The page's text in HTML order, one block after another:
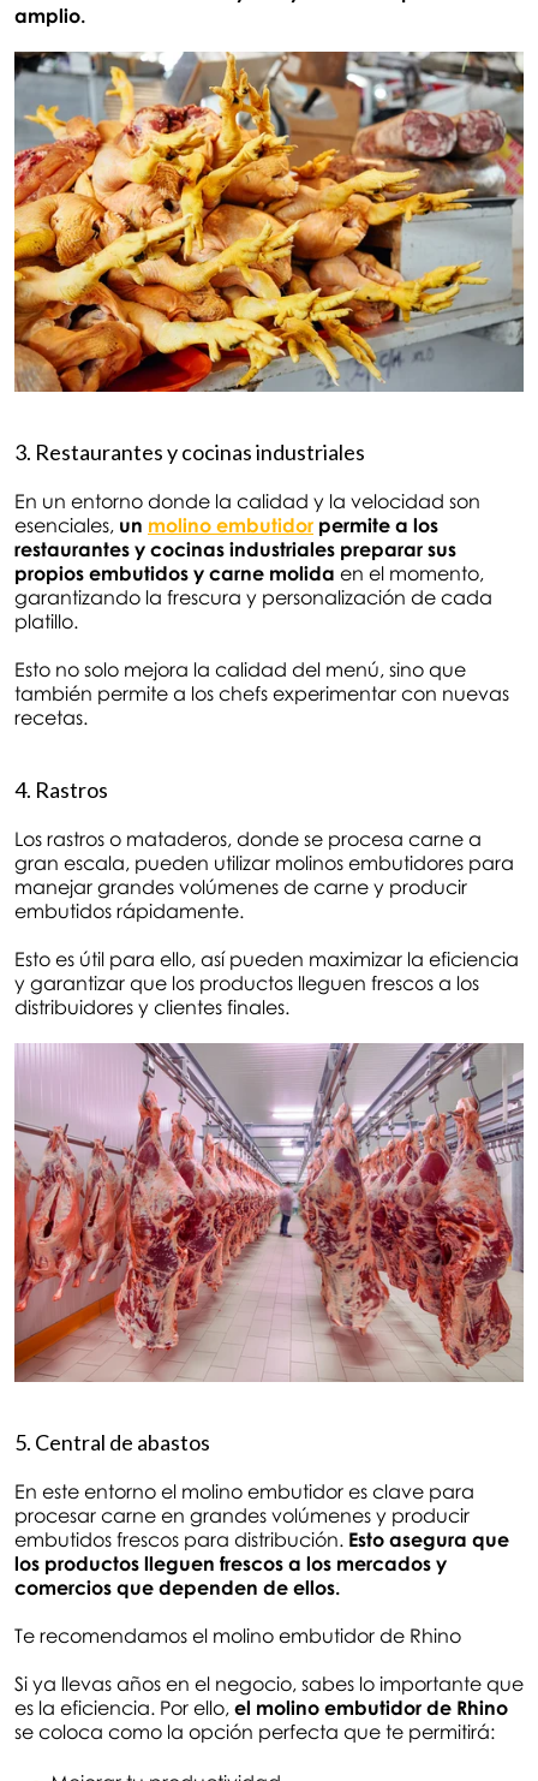
amplio.
3. Restaurantes y cocinas industriales
En un entorno donde la calidad y la velocidad son
esenciales, un molino embutidor permite a los
restaurantes y cocinas industriales preparar sus
propios embutidos y carne molida en el momento,
garantizando la frescura y personalización de cada
platillo.
Esto no solo mejora la calidad del menú, sino que
también permite a los chefs experimentar con nuevas
recetas.
4. Rastros
Los rastros o mataderos, donde se procesa carne a
gran escala, pueden utilizar molinos embutidores para
manejar grandes volúmenes de carne y producir
embutidos rápidamente.
Esto es útil para ello, así pueden maximizar la eficiencia
y garantizar que los productos lleguen frescos a los
distribuidores y clientes finales.
5. Central de abastos
En este entorno el molino embutidor es clave para
procesar carne en grandes volúmenes y producir
embutidos frescos para distribución. Esto asegura que
los productos lleguen frescos a los mercados y
comercios que dependen de ellos.
Te recomendamos el molino embutidor de Rhino
Si ya llevas años en el negocio, sabes lo importante que
es la eficiencia. Por ello, el molino embutidor de Rhino
se coloca como la opción perfecta que te permitirá: